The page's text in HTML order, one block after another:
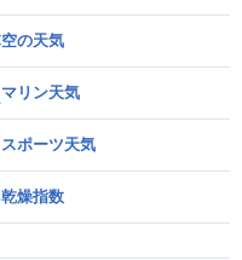
空の天気
マリン天気
スポーツ天気
乾燥指数